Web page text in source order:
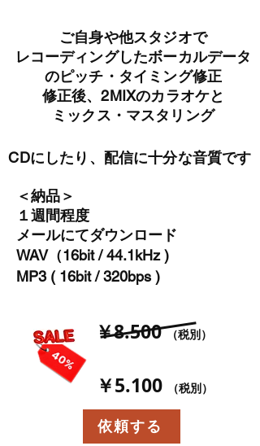
ご自身や他スタジオで
​レコーディングしたボーカルデータ
のピッチ・タイミング修正
​修正後、2MIXのカラオケと
ミックス・マスタリング
CDにしたり、配信に十分な音質です
＜納品＞
１週間程度
メールにてダウンロード
WAV（16bit / 44.1kHz )
MP3 ( 16bit / 320bps )
￥8.500（税別）
￥5.100 （税別）
依頼する